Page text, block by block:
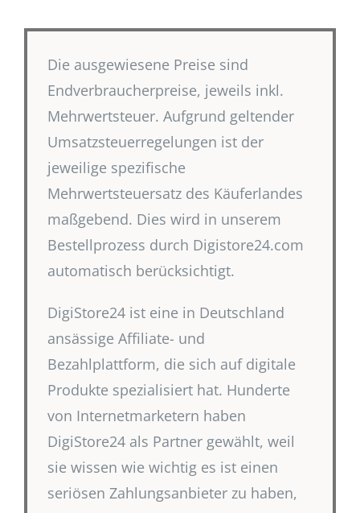
Die ausgewiesene Preise sind
Endverbraucherpreise, jeweils inkl.
Mehrwertsteuer. Aufgrund geltender
Umsatzsteuerregelungen ist der
jeweilige spezifische
Mehrwertsteuersatz des Käuferlandes
maßgebend. Dies wird in unserem
Bestellprozess durch Digistore24.com
automatisch berücksichtigt.
DigiStore24 ist eine in Deutschland
ansässige Affiliate- und
Bezahlplattform, die sich auf digitale
Produkte spezialisiert hat. Hunderte
von Internetmarketern haben
DigiStore24 als Partner gewählt, weil
sie wissen wie wichtig es ist einen
seriösen Zahlungsanbieter zu haben,